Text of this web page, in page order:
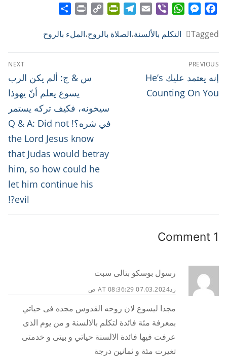
Link
Tagged
التكلم بالألسنة،الصلاة بالروح،الملء بالروح
تصفّح
المقالات
PREVIOUS
Previous
post:
إنه يعتمد عليك He’s
Counting On You
NEXT
Next
post:
س & ج: ألم يكن الرب
يسوع يعلم أنّ يهوذا
سيخونه، فكيف تركه يستمر
في شره؟! Q & A: Did not
the Lord Jesus know
that Judas would betray
him, so how could he
let him continue his
evil?!
1 Comment
رسول بوسكو بتالى سبت
07.03.2024 AT 08:36:29 صرد
مجدا ليسوع لان روحه القدوس مجده فى حياتي
بمعرفة مئة فائدة لتكلم بالالسنة و من يوم الذى
عرفت فيها فائدة الالسنة حياتي و بيتى و خدمتى
تغيرت مئة و ثمانين درجة